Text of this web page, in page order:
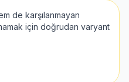
de karşılanmayan
için doğrudan varyant